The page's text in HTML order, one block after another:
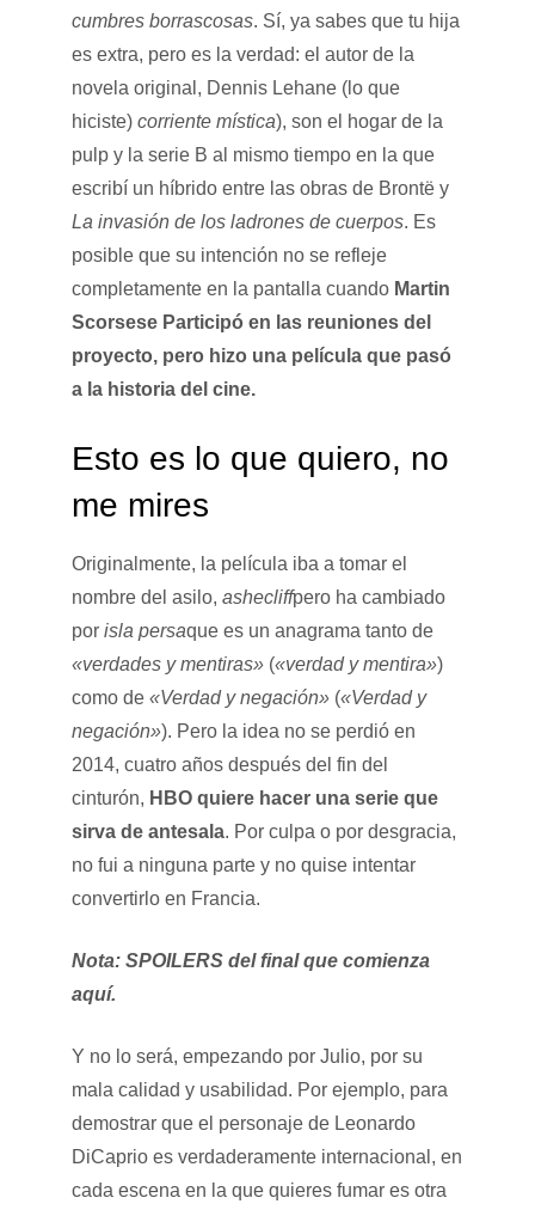
cumbres borrascosas. Sí, ya sabes que tu hija
es extra, pero es la verdad: el autor de la
novela original, Dennis Lehane (lo que
hiciste) corriente mística), son el hogar de la
pulp y la serie B al mismo tiempo en la que
escribí un híbrido entre las obras de Brontë y
La invasión de los ladrones de cuerpos. Es
posible que su intención no se refleje
completamente en la pantalla cuando Martin
Scorsese Participó en las reuniones del
proyecto, pero hizo una película que pasó
a la historia del cine.
Esto es lo que quiero, no
me mires
Originalmente, la película iba a tomar el
nombre del asilo, ashecliffpero ha cambiado
por isla persaque es un anagrama tanto de
«verdades y mentiras» («verdad y mentira»)
como de «Verdad y negación» («Verdad y
negación»). Pero la idea no se perdió en
2014, cuatro años después del fin del
cinturón, HBO quiere hacer una serie que
sirva de antesala. Por culpa o por desgracia,
no fui a ninguna parte y no quise intentar
convertirlo en Francia.
Nota: SPOILERS del final que comienza
aquí.
Y no lo será, empezando por Julio, por su
mala calidad y usabilidad. Por ejemplo, para
demostrar que el personaje de Leonardo
DiCaprio es verdaderamente internacional, en
cada escena en la que quieres fumar es otra